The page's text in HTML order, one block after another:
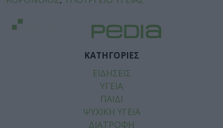
ΚΑΤΗΓΟΡΙΕΣ
ΕΙΔΗΣΕΙΣ
ΥΓΕΙΑ
ΠΑΙΔΙ
ΨΥΧΙΚΗ ΥΓΕΙΑ
ΔΙΑΤΡΟΦΗ